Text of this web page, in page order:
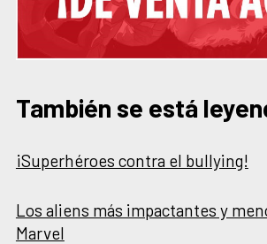
También se está
¡Superhéroes contra el bullying!
Los aliens más impactantes y
Marvel